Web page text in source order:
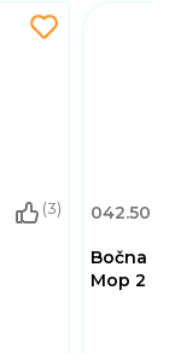
(3)
Bočna
Mop 2